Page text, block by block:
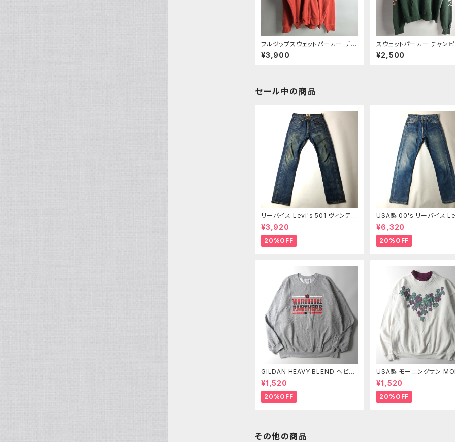
フルジップスウェットパーカー ザノ
ースフェイス THE NORTH FACE
フーディー ロゴプリント 裏起毛 ア
¥3,900
スウェットパーカー チャン
hampion プルオーバー フ
ー スリーブ＆フードロゴ入
¥2,500
セール中の商品
リーバイス Levi's 501 ヴィンテー
ジ加工 ボタンフライ レギュラース
トレート センター501タグ 赤タブ
紙パッチ W28 m0412-2
¥3,920
20%OFF
USA製 00's リーバイス
01 ボタンフライ ストレート
ズ 赤タブ 紙パッチ 釦裏
ち W30 オールド m0718-
¥6,320
20%OFF
GILDAN HEAVY BLEND ヘビー
ブレンド プリントスウェットシャツ
トレーナー 裏起毛 WHITHARRA
L PANTHERS アメフト XL
¥1,520
20%OFF
USA製 モーニングサン
G SUN PETITE 90's プリ
ウェットシャツ トレーナー
葉っぱ ブドウ M ヴィンテ
¥1,520
20%OFF
その他の商品